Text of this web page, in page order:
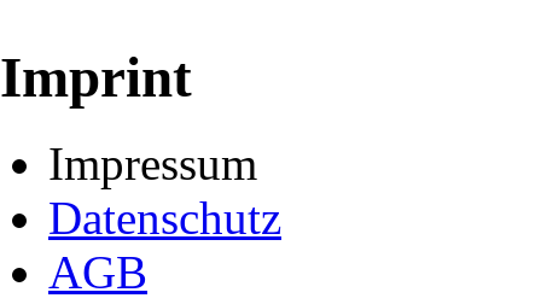
Imprint
Impressum
Datenschutz
AGB